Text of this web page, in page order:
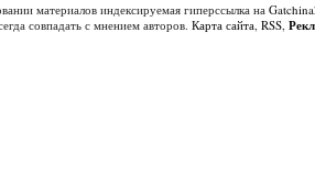
материалов индексируемая гиперссылка на
совпадать с мнением авторов. Карта сайта, RSS,